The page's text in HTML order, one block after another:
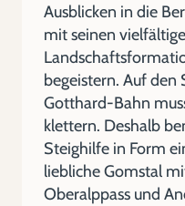
Ausblicken in die
mit seinen
begeistern. Auf
Gotthard-Bahn
klettern. Deshalb
Steighilfe in Form
liebliche Gomstal
Oberalppass und